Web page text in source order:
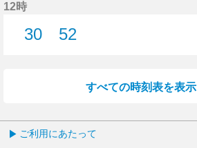
12時
30
52
すべての時刻表を表示
ご利用にあたって